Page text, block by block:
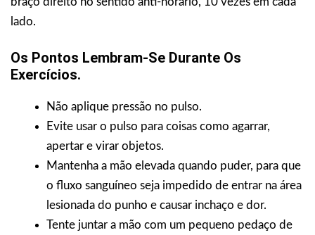
lado.
Os Pontos Lembram-Se Durante Os
Exercícios.
Não aplique pressão no pulso.
Evite usar o pulso para coisas como agarrar,
apertar e virar objetos.
Mantenha a mão elevada quando puder, para que
o fluxo sanguíneo seja impedido de entrar na área
lesionada do punho e causar inchaço e dor.
Tente juntar a mão com um pequeno pedaço de